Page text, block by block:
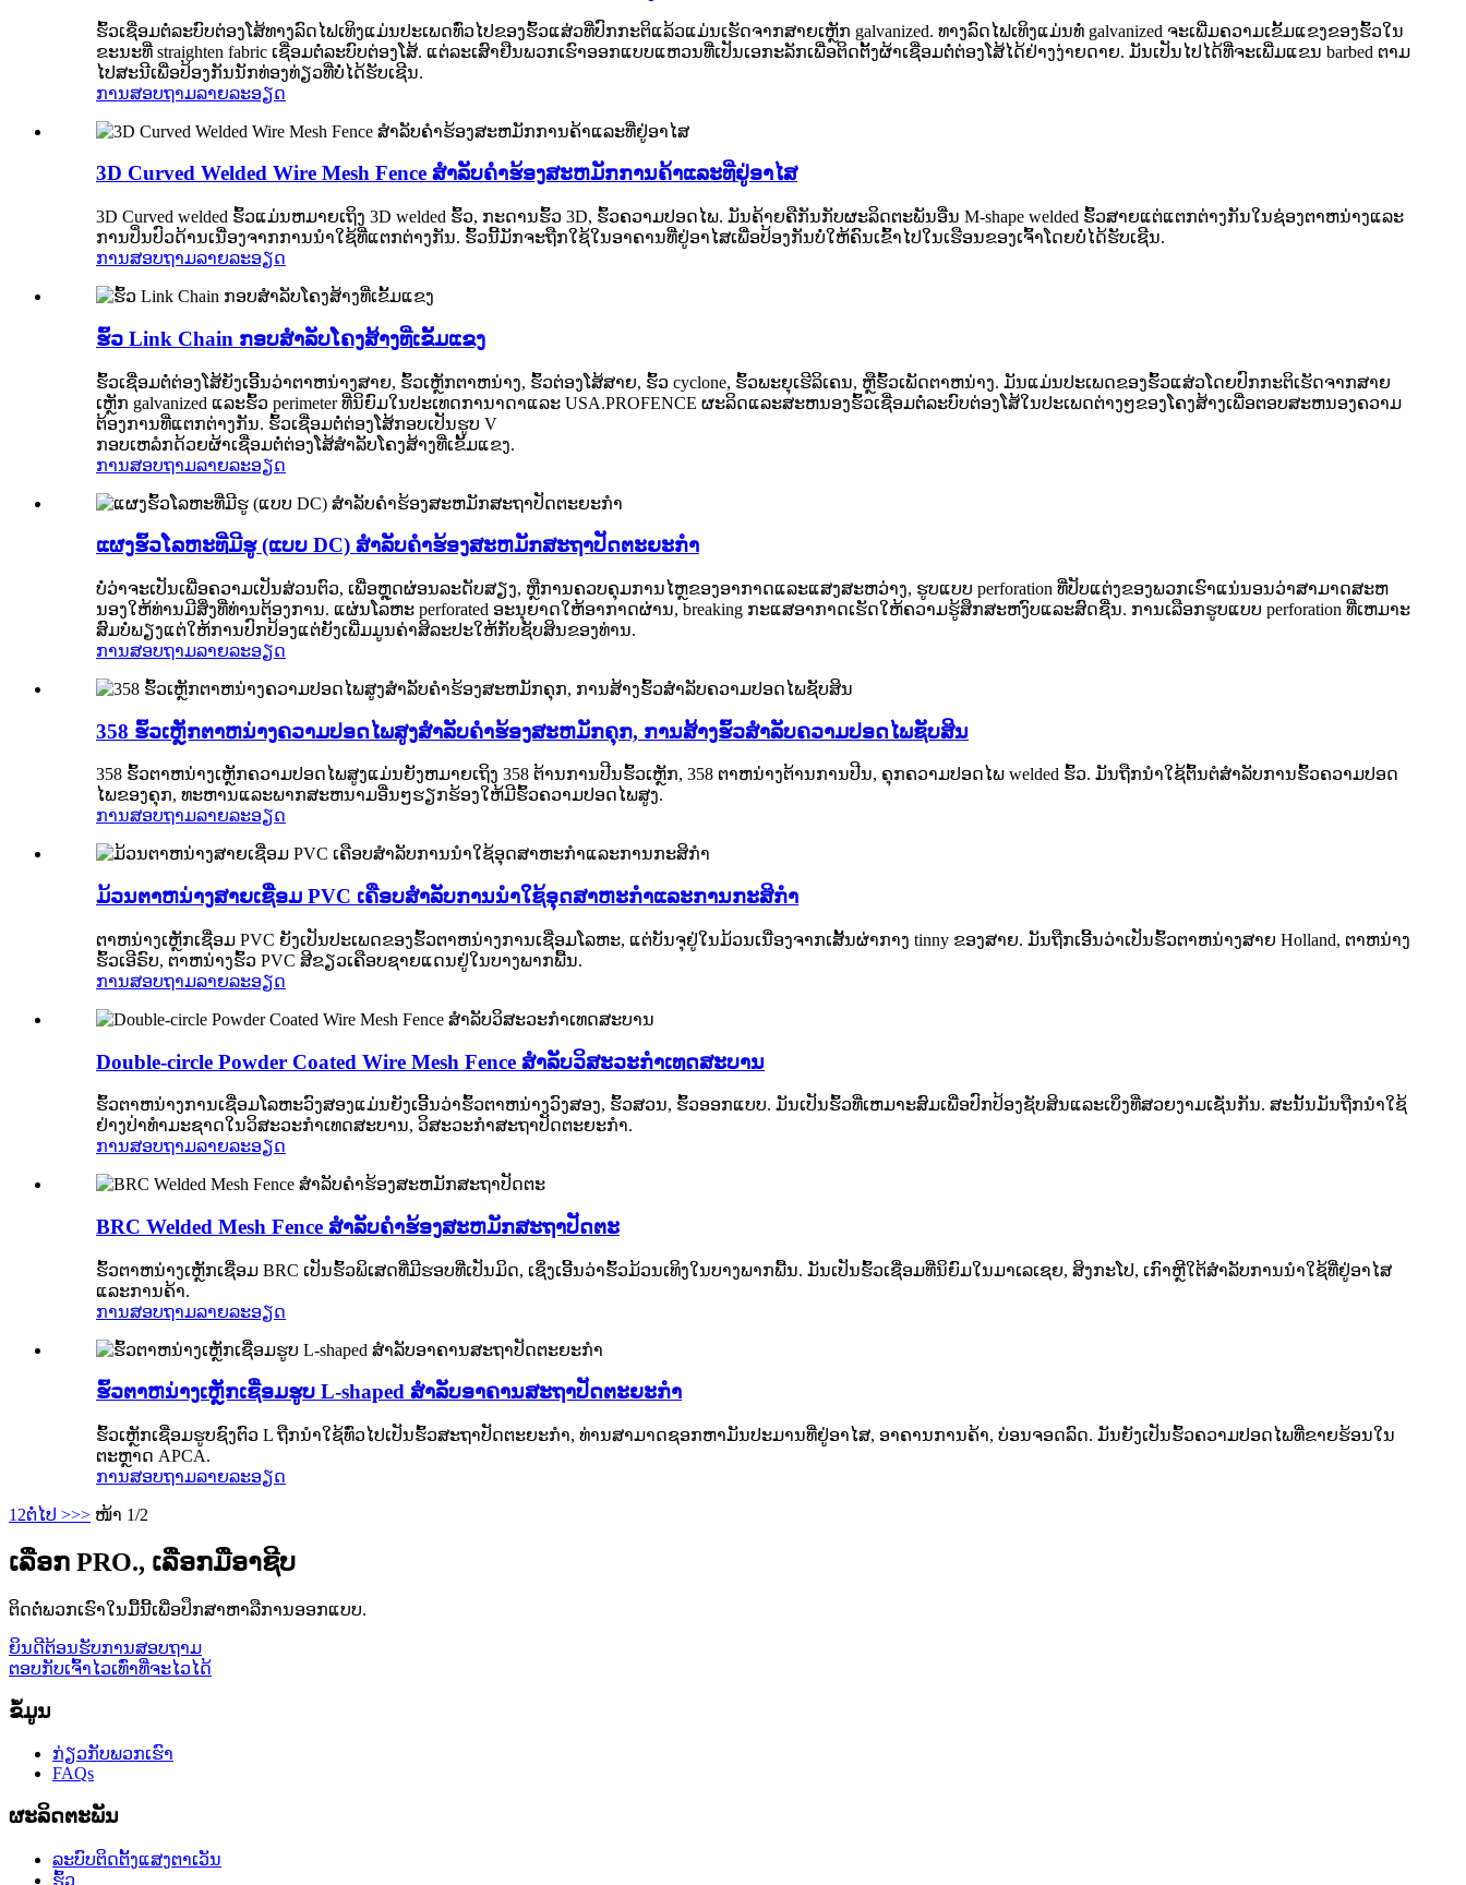
ຮົ້ວເຊື່ອມຕໍ່ລະບົບຕ່ອງໂສ້ທາງລົດໄຟເທິງແມ່ນປະເພດທົ່ວໄປຂອງຮົ້ວແສ່ວທີ່ປົກກະຕິແລ້ວແມ່ນເຮັດຈາກສາຍເຫຼັກ galvanized. ທາງລົດໄຟເທິງແມ່ນທໍ່ galvanized ຈະເພີ່ມຄວາມເຂັ້ມແຂງຂອງຮົ້ວໃນ
ຂະນະທີ່ straighten fabric ເຊື່ອມຕໍ່ລະບົບຕ່ອງໂສ້. ແຕ່ລະເສົາຢືນພວກເຮົາອອກແບບແຫວນທີ່ເປັນເອກະລັກເພື່ອຕິດຕັ້ງຜ້າເຊື່ອມຕໍ່ຕ່ອງໂສ້ໄດ້ຢ່າງງ່າຍດາຍ. ມັນເປັນໄປໄດ້ທີ່ຈະເພີ່ມແຂນ barbed ຕາມ
ໄປສະນີເພື່ອປ້ອງກັນນັກທ່ອງທ່ຽວທີ່ບໍ່ໄດ້ຮັບເຊີນ.
ການສອບຖາມລາຍລະອຽດ
3D Curved Welded Wire Mesh Fence ສໍາລັບຄໍາຮ້ອງສະຫມັກການຄ້າແລະທີ່ຢູ່ອາໄສ
3D Curved welded ຮົ້ວແມ່ນຫມາຍເຖິງ 3D welded ຮົ້ວ, ກະດານຮົ້ວ 3D, ຮົ້ວຄວາມປອດໄພ. ມັນຄ້າຍຄືກັນກັບຜະລິດຕະພັນອື່ນ M-shape welded ຮົ້ວສາຍແຕ່ແຕກຕ່າງກັນໃນຊ່ອງຕາຫນ່າງແລະ
ການປິ່ນປົວດ້ານເນື່ອງຈາກການນໍາໃຊ້ທີ່ແຕກຕ່າງກັນ. ຮົ້ວນີ້ມັກຈະຖືກໃຊ້ໃນອາຄານທີ່ຢູ່ອາໄສເພື່ອປ້ອງກັນບໍ່ໃຫ້ຄົນເຂົ້າໄປໃນເຮືອນຂອງເຈົ້າໂດຍບໍ່ໄດ້ຮັບເຊີນ.
ການສອບຖາມລາຍລະອຽດ
ຮົ້ວ Link Chain ກອບສໍາລັບໂຄງສ້າງທີ່ເຂັ້ມແຂງ
ຮົ້ວເຊື່ອມຕໍ່ຕ່ອງໂສ້ຍັງເອີ້ນວ່າຕາຫນ່າງສາຍ, ຮົ້ວເຫຼັກຕາຫນ່າງ, ຮົ້ວຕ່ອງໂສ້ສາຍ, ຮົ້ວ cyclone, ຮົ້ວພະຍຸເຮີລິເຄນ, ຫຼືຮົ້ວເພັດຕາຫນ່າງ. ມັນແມ່ນປະເພດຂອງຮົ້ວແສ່ວໂດຍປົກກະຕິເຮັດຈາກສາຍ
ເຫຼັກ galvanized ແລະຮົ້ວ perimeter ທີ່ນິຍົມໃນປະເທດການາດາແລະ USA.PROFENCE ຜະລິດແລະສະຫນອງຮົ້ວເຊື່ອມຕໍ່ລະບົບຕ່ອງໂສ້ໃນປະເພດຕ່າງໆຂອງໂຄງສ້າງເພື່ອຕອບສະຫນອງຄວາມ
ຕ້ອງການທີ່ແຕກຕ່າງກັນ. ຮົ້ວເຊື່ອມຕໍ່ຕ່ອງໂສ້ກອບເປັນຮູບ V
ກອບເຫລໍກດ້ວຍຜ້າເຊື່ອມຕໍ່ຕ່ອງໂສ້ສໍາລັບໂຄງສ້າງທີ່ເຂັ້ມແຂງ.
ການສອບຖາມລາຍລະອຽດ
ແຜງຮົ້ວໂລຫະທີ່ມີຮູ (ແບບ DC) ສໍາລັບຄໍາຮ້ອງສະຫມັກສະຖາປັດຕະຍະກໍາ
ບໍ່​ວ່າ​ຈະ​ເປັນ​ເພື່ອ​ຄວາມ​ເປັນ​ສ່ວນ​ຕົວ, ເພື່ອ​ຫຼຸດ​ຜ່ອນ​ລະ​ດັບ​ສຽງ, ຫຼື​ການ​ຄວບ​ຄຸມ​ການ​ໄຫຼ​ຂອງ​ອາ​ກາດ​ແລະ​ແສງ​ສະ​ຫວ່າງ, ຮູບ​ແບບ perforation ທີ່​ປັບ​ແຕ່ງ​ຂອງ​ພວກ​ເຮົາ​ແນ່​ນອນ​ວ່າ​ສາ​ມາດ​ສະ​ຫ
ນອງ​ໃຫ້​ທ່ານ​ມີ​ສິ່ງ​ທີ່​ທ່ານ​ຕ້ອງ​ການ. ແຜ່ນໂລຫະ perforated ອະນຸຍາດໃຫ້ອາກາດຜ່ານ, breaking ກະແສອາກາດເຮັດໃຫ້ຄວາມຮູ້ສຶກສະຫງົບແລະສົດຊື່ນ. ການເລືອກຮູບແບບ perforation ທີ່ເຫມາະ
ສົມບໍ່ພຽງແຕ່ໃຫ້ການປົກປ້ອງແຕ່ຍັງເພີ່ມມູນຄ່າສິລະປະໃຫ້ກັບຊັບສິນຂອງທ່ານ.
ການສອບຖາມລາຍລະອຽດ
358 ຮົ້ວເຫຼັກຕາຫນ່າງຄວາມປອດໄພສູງສໍາລັບຄໍາຮ້ອງສະຫມັກຄຸກ, ການສ້າງຮົ້ວສໍາລັບຄວາມປອດໄພຊັບສິນ
358 ຮົ້ວຕາຫນ່າງເຫຼັກຄວາມປອດໄພສູງແມ່ນຍັງຫມາຍເຖິງ 358 ຕ້ານການປີນຮົ້ວເຫຼັກ, 358 ຕາຫນ່າງຕ້ານການປີນ, ຄຸກຄວາມປອດໄພ welded ຮົ້ວ. ມັນຖືກນໍາໃຊ້ຕົ້ນຕໍສໍາລັບການຮົ້ວຄວາມປອດ
ໄພຂອງຄຸກ, ທະຫານແລະພາກສະຫນາມອື່ນໆຮຽກຮ້ອງໃຫ້ມີຮົ້ວຄວາມປອດໄພສູງ.
ການສອບຖາມລາຍລະອຽດ
ມ້ວນຕາຫນ່າງສາຍເຊື່ອມ PVC ເຄືອບສໍາລັບການນໍາໃຊ້ອຸດສາຫະກໍາແລະການກະສິກໍາ
ຕາຫນ່າງເຫຼັກເຊື່ອມ PVC ຍັງເປັນປະເພດຂອງຮົ້ວຕາຫນ່າງການເຊື່ອມໂລຫະ, ແຕ່ບັນຈຸຢູ່ໃນມ້ວນເນື່ອງຈາກເສັ້ນຜ່າກາງ tinny ຂອງສາຍ. ມັນຖືກເອີ້ນວ່າເປັນຮົ້ວຕາຫນ່າງສາຍ Holland, ຕາຫນ່າງ
ຮົ້ວເອີຣົບ, ຕາຫນ່າງຮົ້ວ PVC ສີຂຽວເຄືອບຊາຍແດນຢູ່ໃນບາງພາກພື້ນ.
ການສອບຖາມລາຍລະອຽດ
Double-circle Powder Coated Wire Mesh Fence ສໍາລັບວິສະວະກໍາເທດສະບານ
ຮົ້ວຕາຫນ່າງການເຊື່ອມໂລຫະວົງສອງແມ່ນຍັງເອີ້ນວ່າຮົ້ວຕາຫນ່າງວົງສອງ, ຮົ້ວສວນ, ຮົ້ວອອກແບບ. ມັນເປັນຮົ້ວທີ່ເຫມາະສົມເພື່ອປົກປ້ອງຊັບສິນແລະເບິ່ງທີ່ສວຍງາມເຊັ່ນກັນ. ສະນັ້ນມັນຖືກນໍາໃຊ້
ຢ່າງປ່າທໍາມະຊາດໃນວິສະວະກໍາເທດສະບານ, ວິສະວະກໍາສະຖາປັດຕະຍະກໍາ.
ການສອບຖາມລາຍລະອຽດ
BRC Welded Mesh Fence ສໍາລັບຄໍາຮ້ອງສະຫມັກສະຖາປັດຕະ
ຮົ້ວຕາຫນ່າງເຫຼັກເຊື່ອມ BRC ເປັນຮົ້ວພິເສດທີ່ມີຮອບທີ່ເປັນມິດ, ເຊິ່ງເອີ້ນວ່າຮົ້ວມ້ວນເທິງໃນບາງພາກພື້ນ. ມັນ​ເປັນ​ຮົ້ວ​ເຊື່ອມ​ທີ່​ນິ​ຍົມ​ໃນ​ມາ​ເລ​ເຊຍ​, ສິງ​ກະ​ໂປ​, ເກົາ​ຫຼີ​ໃຕ້​ສໍາ​ລັບ​ການ​ນໍາ​ໃຊ້​ທີ່​ຢູ່​ອາ​ໄສ​
ແລະ​ການ​ຄ້າ​.
ການສອບຖາມລາຍລະອຽດ
ຮົ້ວຕາຫນ່າງເຫຼັກເຊື່ອມຮູບ L-shaped ສໍາລັບອາຄານສະຖາປັດຕະຍະກໍາ
ຮົ້ວເຫຼັກເຊື່ອມຮູບຊົງຕົວ L ຖືກນໍາໃຊ້ທົ່ວໄປເປັນຮົ້ວສະຖາປັດຕະຍະກໍາ, ທ່ານສາມາດຊອກຫາມັນປະມານທີ່ຢູ່ອາໄສ, ອາຄານການຄ້າ, ບ່ອນຈອດລົດ. ມັນຍັງເປັນຮົ້ວຄວາມປອດໄພທີ່ຂາຍຮ້ອນໃນ
ຕະຫຼາດ APCA.
ການສອບຖາມລາຍລະອຽດ
1 2ຕໍ່ໄປ >>> ໜ້າ 1/2
ເລືອກ PRO., ເລືອກມືອາຊີບ
ຕິດຕໍ່ພວກເຮົາໃນມື້ນີ້ເພື່ອປຶກສາຫາລືການອອກແບບ.
ຍິນດີຕ້ອນຮັບການສອບຖາມ
ຕອບກັບເຈົ້າໄວເທົ່າທີ່ຈະໄວໄດ້
ຂໍ້ມູນ
ກ່ຽວກັບພວກເຮົາ
FAQs
ຜະລິດຕະພັນ
ລະບົບຕິດຕັ້ງແສງຕາເວັນ
ຮົ້ວ